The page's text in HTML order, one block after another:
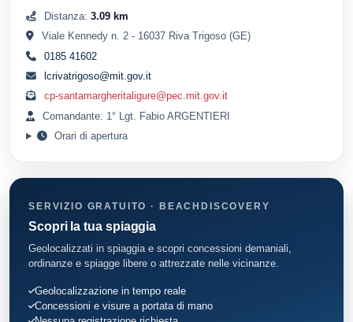
Distanza: 3.09 km
Viale Kennedy n. 2 - 16037 Riva Trigoso (GE)
0185 41602
lcrivatrigoso@mit.gov.it
cp-santamargheritaligure@pec.mit.gov.it
Comandante: 1° Lgt. Fabio ARGENTIERI
Orari di apertura
SERVIZIO GRATUITO · BEACHDISCOVERY
Scopri la tua spiaggia
Geolocalizzati in spiaggia e scopri concessioni demaniali,
ordinanze e spiagge libere o attrezzate nelle vicinanze.
Geolocalizzazione in tempo reale
Concessioni e visure a portata di mano